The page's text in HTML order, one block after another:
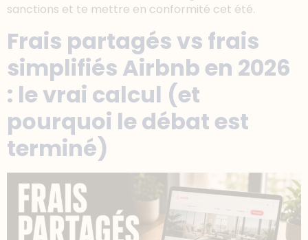
sanctions et te mettre en conformité cet été.
Frais partagés vs frais
simplifiés Airbnb en 2026
: le vrai calcul (et
pourquoi le débat est
terminé)